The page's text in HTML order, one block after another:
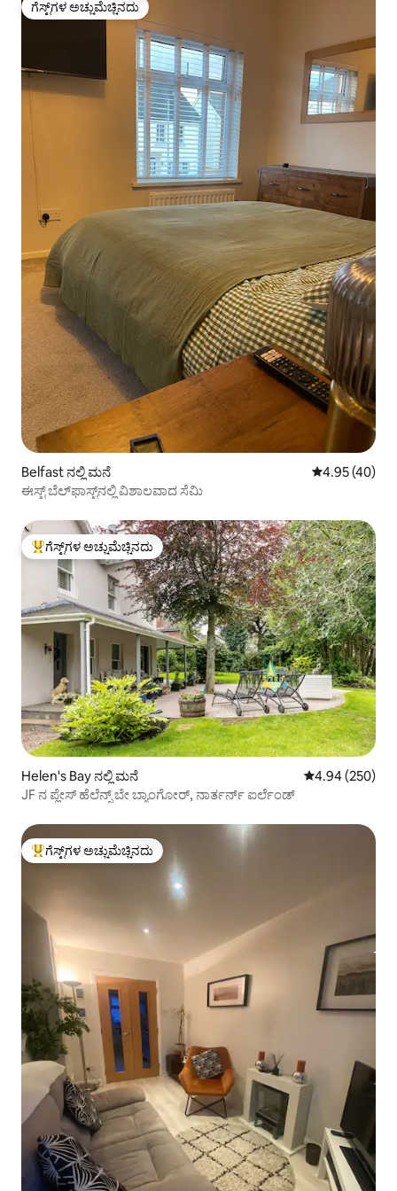
ಗೆಸ್ಟ್‌ಗಳ ಅಚ್ಚುಮೆಚ್ಚಿನದು
ಗೆಸ್ಟ್‌ಗಳ ಅಚ್ಚುಮೆಚ್ಚಿನದು
Belfast ನಲ್ಲಿ ಮನೆ 5 ರಲ್ಲಿ 4.95
4.95 (40)
ಈಸ್ಟ್ ಬೆಲ್‌ಫಾಸ್ಟ್‌ನಲ್ಲಿ ವಿಶಾಲವಾದ ಸೆಮಿ
ಗೆಸ್ಟ್‌ಗಳಿಗೆ ಅತಿ ಹೆಚ್ಚು ಅಚ್ಚುಮೆಚ್ಚಿನದು
ಗೆಸ್ಟ್‌ಗಳ ಅಚ್ಚುಮೆಚ್ಚಿನದು
Helen's Bay ನಲ್ಲಿ ಮನೆ 5 ರಲ್ಲಿ 4.94
4.94 (250)
JF ನ ಪ್ಲೇಸ್ ಹೆಲೆನ್ಸ್ ಬೇ ಬ್ಯಾಂಗೋರ್, ನಾರ್ತರ್ನ್ ಐರ್ಲೆಂಡ್
ಗೆಸ್ಟ್‌ಗಳಿಗೆ ಅತಿ ಹೆಚ್ಚು ಅಚ್ಚುಮೆಚ್ಚಿನದು
ಗೆಸ್ಟ್‌ಗಳ ಅಚ್ಚುಮೆಚ್ಚಿನದು